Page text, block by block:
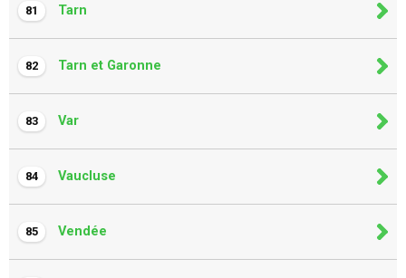
81 Tarn
82 Tarn et Garonne
83 Var
84 Vaucluse
85 Vendée